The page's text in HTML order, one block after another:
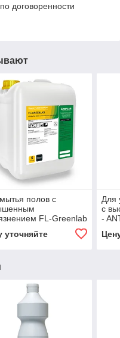
договоренности
полов с
FL-Greenlab
уточняйте
Для
с
-